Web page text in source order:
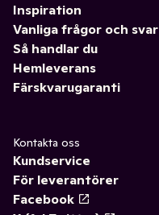
Inspiration
Vanliga frågor och svar
Så handlar du
Hemleverans
Färskvarugaranti
Kontakta oss
Kundservice
För leverantörer
Facebook